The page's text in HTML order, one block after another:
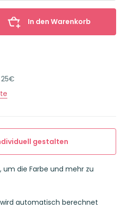
In den Warenkorb
gestalten
um die Farbe und mehr zu
wird automatisch berechnet